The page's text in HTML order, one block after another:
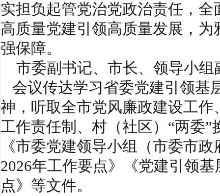
实担负起管党治党政治责任，
高质量党建引领高质量发展，
强保障。
市委副书记、市长、领导小组
会议传达学习省委党建引领基
神，听取全市党风廉政建设工
工作责任制、村（社区）“两委
《市委党建领导小组（市委市
2026年工作要点》《党建引领
点》等文件。